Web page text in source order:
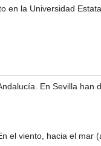
en la Universidad
En Sevilla han
el viento, hacia el mar